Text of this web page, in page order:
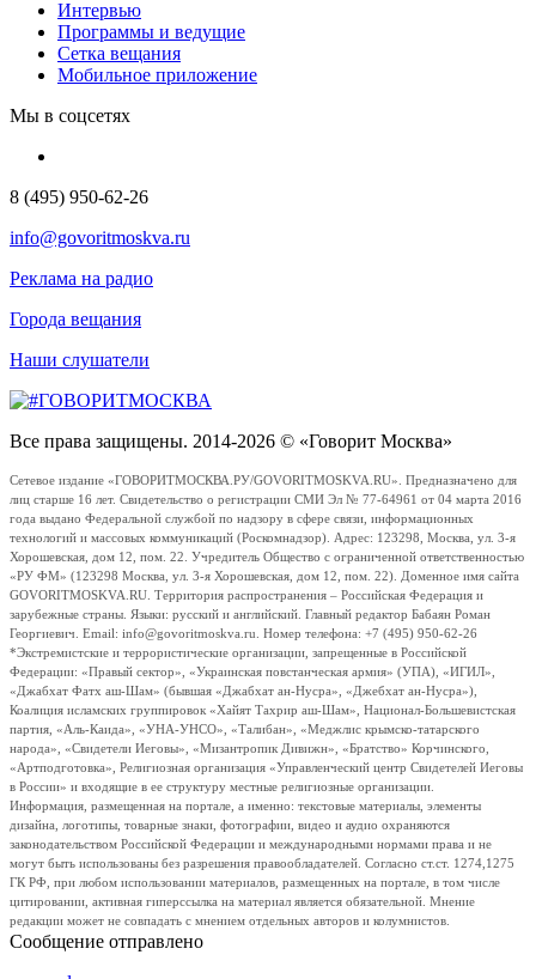
Интервью
Программы и ведущие
Сетка вещания
Мобильное приложение
Мы в соцсетях
8 (495) 950-62-26
info@govoritmoskva.ru
Реклама на радио
Города вещания
Наши слушатели
Все права защищены. 2014-2026 © «Говорит Москва»
Сетевое издание «ГОВОРИТМОСКВА.РУ/GOVORITMOSKVA.RU». Предназначено для
лиц старше 16 лет. Свидетельство о регистрации СМИ Эл № 77-64961 от 04 марта 2016
года выдано Федеральной службой по надзору в сфере связи, информационных
технологий и массовых коммуникаций (Роскомнадзор). Адрес: 123298, Москва, ул. 3-я
Хорошевская, дом 12, пом. 22. Учредитель Общество с ограниченной ответственностью
«РУ ФМ» (123298 Москва, ул. 3-я Хорошевская, дом 12, пом. 22). Доменное имя сайта
GOVORITMOSKVA.RU. Территория распространения – Российская Федерация и
зарубежные страны. Языки: русский и английский. Главный редактор Бабаян Роман
Георгиевич. Email: info@govoritmoskva.ru. Номер телефона: +7 (495) 950-62-26
*Экстремистские и террористические организации, запрещенные в Российской
Федерации: «Правый сектор», «Украинская повстанческая армия» (УПА), «ИГИЛ»,
«Джабхат Фатх аш-Шам» (бывшая «Джабхат ан-Нусра», «Джебхат ан-Нусра»),
Коалиция исламских группировок «Хайят Тахрир аш-Шам», Национал-Большевистская
партия, «Аль-Каида», «УНА-УНСО», «Талибан», «Меджлис крымско-татарского
народа», «Свидетели Иеговы», «Мизантропик Дивижн», «Братство» Корчинского,
«Артподготовка», Религиозная организация «Управленческий центр Свидетелей Иеговы
в России» и входящие в ее структуру местные религиозные организации.
Информация, размещенная на портале, а именно: текстовые материалы, элементы
дизайна, логотипы, товарные знаки, фотографии, видео и аудио охраняются
законодательством Российской Федерации и международными нормами права и не
могут быть использованы без разрешения правообладателей. Согласно ст.ст. 1274,1275
ГК РФ, при любом использовании материалов, размещенных на портале, в том числе
цитировании, активная гиперссылка на материал является обязательной. Мнение
редакции может не совпадать с мнением отдельных авторов и колумнистов.
Сообщение отправлено